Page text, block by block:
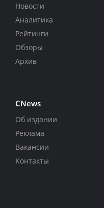
Новости
Аналитика
Рейтинги
Обзоры
Архив
CNews
Об издании
Реклама
Вакансии
Контакты